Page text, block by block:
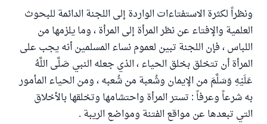
ونظراً لكثرة الاستفتاءات الواردة إلى اللجنة الدائمة للبحوث
العلمية والإفتاء عن نظر المرأة إلى المرأة ، وما يلزمها من
اللباس ، فإن اللجنة تبين لعموم نساء المسلمين أنه يجب على
المرأة أن تتخلق بخلق الحياء ، الذي جعله النبي صَلَّى اللَّهُ
عَلَيْهِ وَسَلَّمَ من الإيمان وشُعبة من شُعبه ، ومن الحياء المأمور
به شرعاً وعرفاً : تستر المرأة واحتشامها وتخلقها بالأخلاق
التي تبعدها عن مواقع الفتنة ومواضع الريبة .